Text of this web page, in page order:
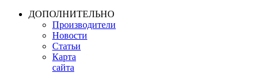
ДОПОЛНИТЕЛЬНО
Производители
Новости
Статьи
Карта
сайта